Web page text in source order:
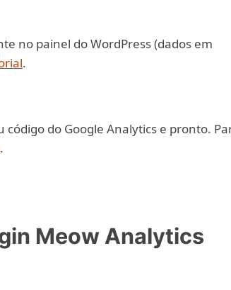
Meow Analytics
no painel do WordPress (dados em
.
código do Google Analytics e pronto.
.